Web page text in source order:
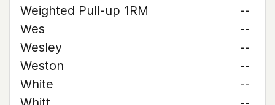
Weighted Pull-up 1RM
--
Wes
--
Wesley
--
Weston
--
White
--